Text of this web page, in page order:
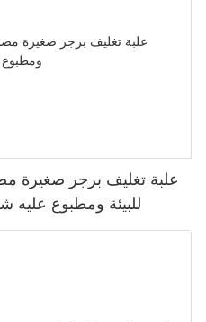
علبة تغليف برجر
للبيئة ومطبوع عليه